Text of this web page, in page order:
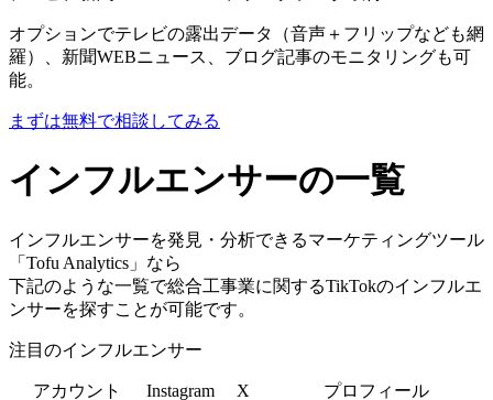
オプションでテレビの露出データ（音声＋フリップなども網
羅）、新聞WEBニュース、ブログ記事のモニタリングも可
能。
まずは無料で相談してみる
インフルエンサーの一覧
インフルエンサーを発見・分析できるマーケティングツール
「Tofu Analytics」なら
下記のような一覧で総合工事業に関するTikTokのインフルエ
ンサーを探すことが可能です。
注目のインフルエンサー
アカウント Instagram X プロフィール